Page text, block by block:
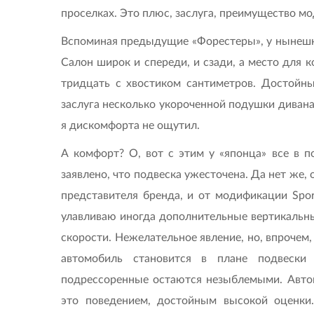
проселках. Это плюс, заслуга, преимущество
Вспоминая предыдущие «Форестеры», у
Салон широк и спереди, и сзади, а место для
тридцать с хвостиком сантиметров.
заслуга несколько укороченной подушки
я дискомфорта не ощутил.
А комфорт? О, вот с этим у «японца» все в
заявлено, что подвеска ужесточена. Да нет
представителя бренда, и от модификации
улавливаю иногда дополнительные
скорости. Нежелательное явление, но,
автомобиль становится в плане
подрессоренные остаются незыблемыми.
это поведением, достойным высокой